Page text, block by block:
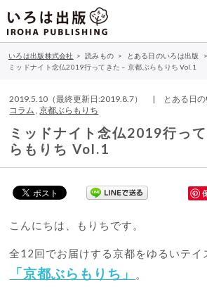
いろは出版株式会社 > 読みもの > とある日のいろは出版
>
ミッドナイト念仏2019行ってきた – 京都ぶらもりち Vol.1
2019.5.10（最終更新日:2019.8.7） | とある日
コラム ,京都ぶらもりち
ミッドナイト念仏2019行っ
らもりち Vol.1
こんにちは、もりちです。
全12回でお届けする京都をゆるいテイ
「京都ぶらもりち」 。